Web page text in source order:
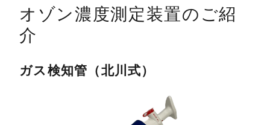
オゾン濃度測定装置のご紹
介
ガス検知管（北川式）